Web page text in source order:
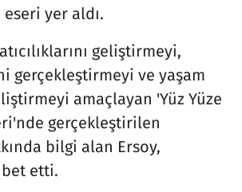
eseri yer aldı.
geliştirmeyi,
gerçekleştirmeyi ve yaşam
amaçlayan 'Yüz Yüze
gerçekleştirilen
bilgi alan Ersoy,
etti.